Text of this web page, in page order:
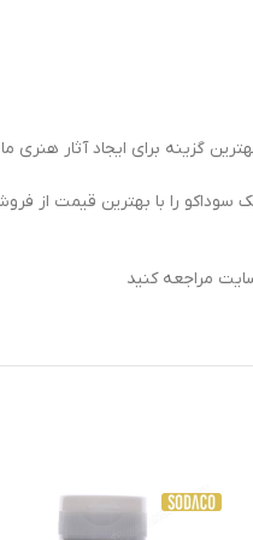
گزینه برای ایجاد آثار
را با بهترین قیمت از
مراجعه کنید